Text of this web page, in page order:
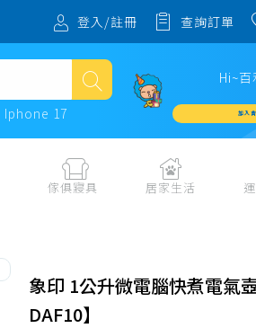
登入/註冊 查詢訂單
Iphone 17
Hi~
加入
傢俱寢具
寢具
傢飾百貨
居家生活
餐廚
旅行用
雨具
象印 1公升微電腦快煮電氣
DAF10】